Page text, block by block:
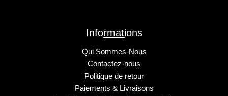
Informations
Qui Sommes-Nous
Contactez-nous
Politique de retour
Paiements & Livraisons